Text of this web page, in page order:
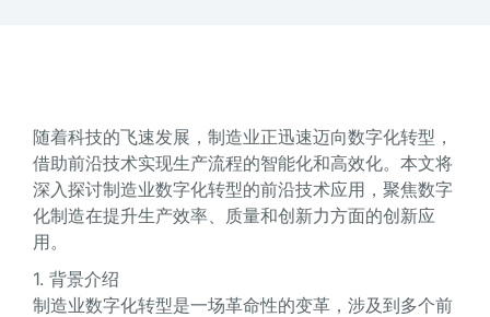
随着科技的飞速发展，制造业正迅速迈向数字化转型，
借助前沿技术实现生产流程的智能化和高效化。本文将
深入探讨制造业数字化转型的前沿技术应用，聚焦数字
化制造在提升生产效率、质量和创新力方面的创新应
用。
1. 背景介绍
制造业数字化转型是一场革命性的变革，涉及到多个前